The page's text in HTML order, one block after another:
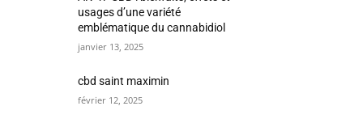
usages d’une variété
emblématique du cannabidiol
janvier 13, 2025
cbd saint maximin
février 12, 2025